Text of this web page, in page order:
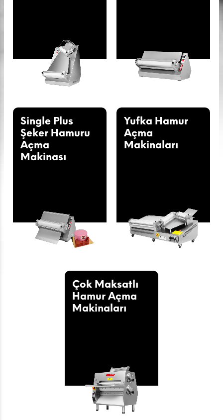
Single Plus
Şeker Hamuru
Açma
Makinası
Yufka Hamur
Açma
Makinaları
Çok Maksatlı
Hamur Açma
Makinaları